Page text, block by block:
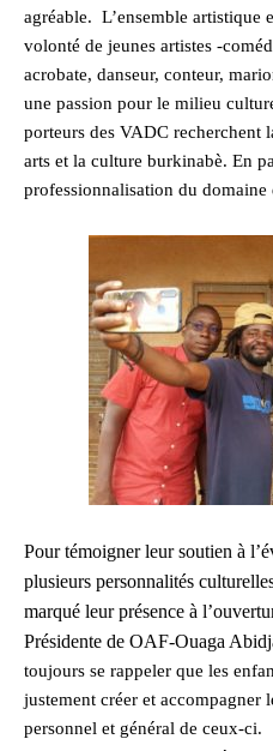
agréable. L’ensemble artistique
volonté de jeunes artistes -
acrobate, danseur, conteur,
une passion pour le milieu
porteurs des VADC recherchent
arts et la culture burkinabè. En
professionnalisation du domaine
Pour témoigner leur soutien à
plusieurs personnalités
marqué leur présence à
Présidente de OAF-Ouaga
toujours se rappeler que les
justement créer et accompagner
personnel et général de ceux-ci.